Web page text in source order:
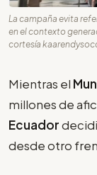
La campaña evita
en el contexto
cortesía
Mientras el
millones de
Ecuador
desde otro